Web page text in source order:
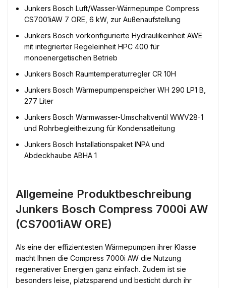
Junkers Bosch Luft/Wasser-Wärmepumpe Compress
CS7001iAW 7 ORE, 6 kW, zur Außenaufstellung
Junkers Bosch vorkonfigurierte Hydraulikeinheit AWE
mit integrierter Regeleinheit HPC 400 für
monoenergetischen Betrieb
Junkers Bosch Raumtemperaturregler CR 10H
Junkers Bosch Wärmepumpenspeicher WH 290 LP1 B,
277 Liter
Junkers Bosch Warmwasser-Umschaltventil WWV28-1
und Rohrbegleitheizung für Kondensatleitung
Junkers Bosch Installationspaket INPA und
Abdeckhaube ABHA 1
Allgemeine Produktbeschreibung
Junkers Bosch Compress 7000i AW
(CS7001iAW ORE)
Als eine der effizientesten Wärmepumpen ihrer Klasse
macht Ihnen die Compress 7000i AW die Nutzung
regenerativer Energien ganz einfach. Zudem ist sie
besonders leise, platzsparend und besticht durch ihr